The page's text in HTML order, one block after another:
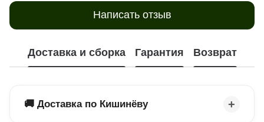
Написать отзыв
Доставка и сборка Гарантия Возврат
🚚 Доставка по Кишинёву